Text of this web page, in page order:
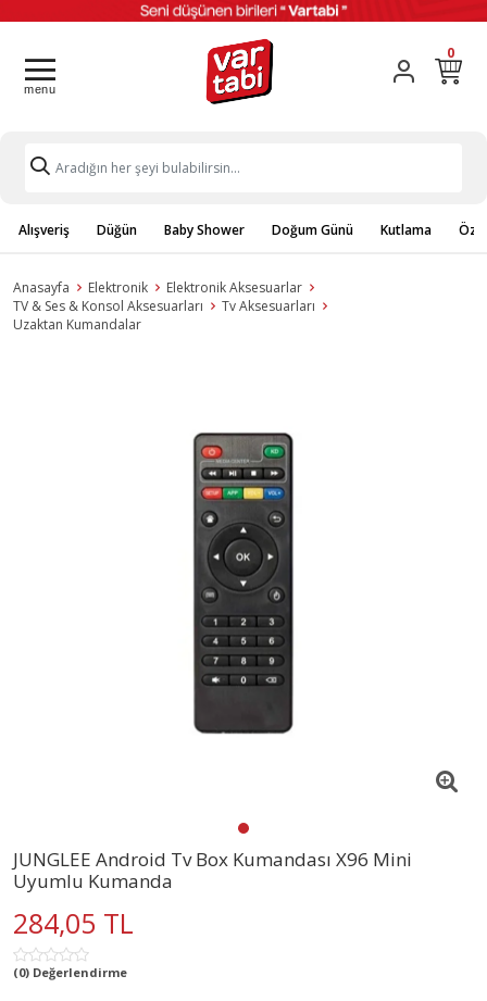
0
Alışveriş Düğün Baby Shower Doğum Günü Kutlama
Anasayfa Elektronik
Elektronik Aksesuarlar
TV & Ses & Konsol Aksesuarları
Tv Aksesuarları
Uzaktan Kumandalar
JUNGLEE Android Tv Box Kumandası X96 Mini
Uyumlu Kumanda
284,05 TL
(0) Değerlendirme